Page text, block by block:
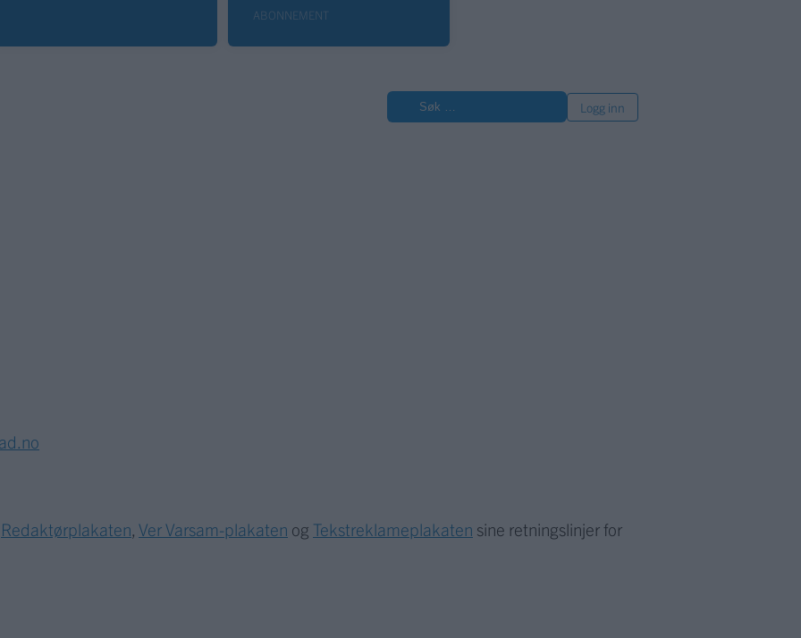
ABONNEMENT
Logg inn
Redaktørplakaten Ver Varsam-plakaten og Tekstreklameplakaten sine retningslinjer for